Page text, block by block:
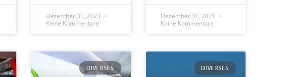
Dezember 31, 2023
Keine Kommentare
Dezember 31, 2021
Keine Kommentare
DIVERSES DIVERSES